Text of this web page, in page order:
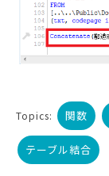
Topics: 関数
テーブル結合